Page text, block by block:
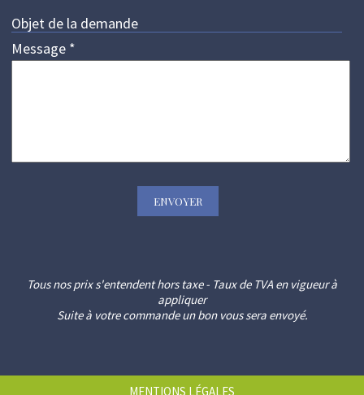
Objet de la demande
Message *
Tous nos prix s'entendent hors taxe - Taux de TVA en vigueur à
appliquer
Suite à votre commande un bon vous sera envoyé.
MENTIONS LÉGALES